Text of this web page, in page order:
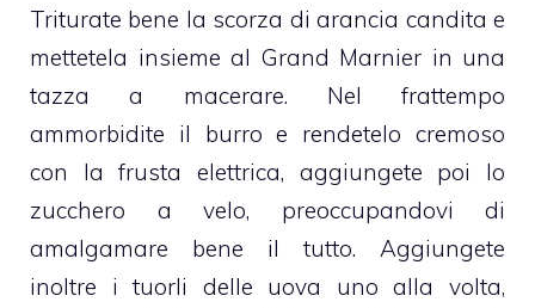
Triturate bene la scorza di arancia candita e
mettetela insieme al Grand Marnier in una
tazza a macerare. Nel frattempo
ammorbidite il burro e rendetelo cremoso
con la frusta elettrica, aggiungete poi lo
zucchero a velo, preoccupandovi di
amalgamare bene il tutto. Aggiungete
inoltre i tuorli delle uova uno alla volta,